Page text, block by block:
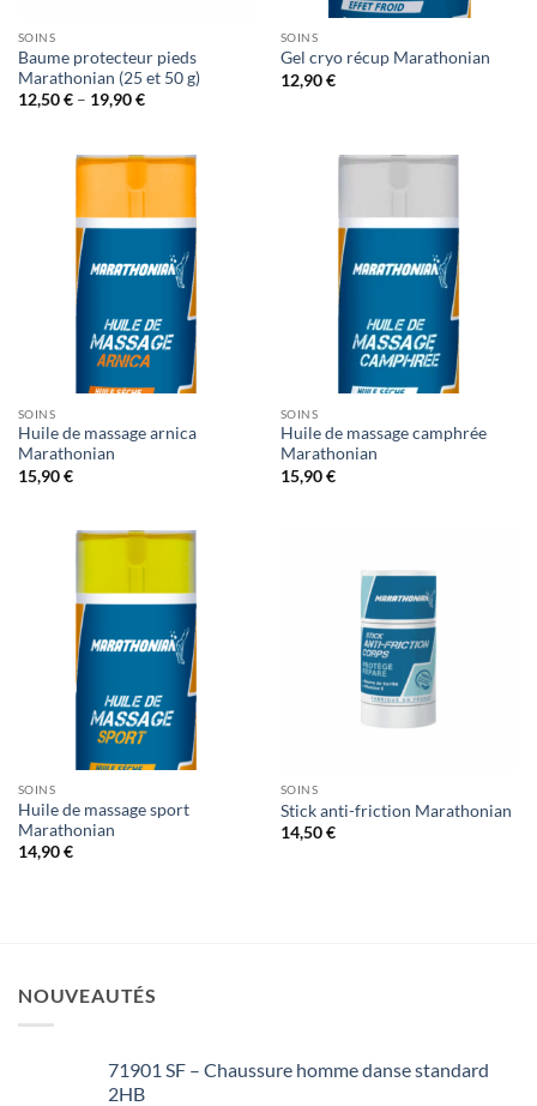
SOINS
Baume protecteur pieds
Marathonian (25 et 50 g)
12,50€ – 19,90€Price
19,90 €
SOINS
Gel cryo récup Marathonian
12,90€
SOINS
Huile de massage arnica
Marathonian
15,90€
SOINS
Huile de massage camphrée
Marathonian
15,90€
SOINS
Huile de massage sport
Marathonian
14,90€
SOINS
Stick anti-friction Marathonian
14,50€
NOUVEAUTÉS
71901 SF – Chaussure homme danse standard
2HB